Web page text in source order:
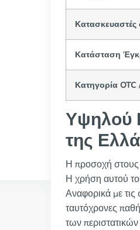
Κατάσταση
Κατηγορία OTC
Υψηλού
της
Η προσοχή στους
Η χρήση αυτού
Αναφορικά με τις
ταυτόχρονες
των